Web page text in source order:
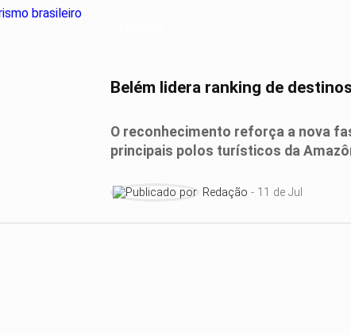
Belém lidera ranking de
O reconhecimento reforça a nova
principais polos turísticos da
Redação - 11 de Jul